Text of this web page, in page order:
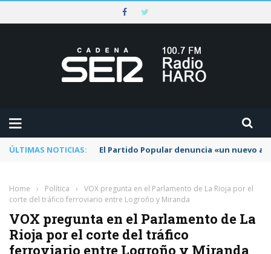
ÚLTIMAS NOTICIAS: El Partido Popular denuncia «un nuevo
Home › Política ›
VOX pregunta en el Parlamento de La Rioja por el
corte del tráfico ferroviario entre Logroño y Miranda
VOX pregunta en el Parlamento de La
Rioja por el corte del tráfico
ferroviario entre Logroño y Miranda